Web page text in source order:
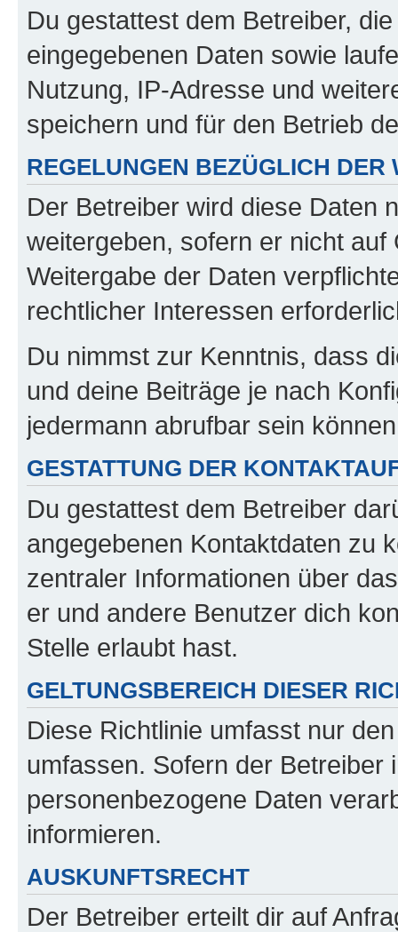
Du gestattest dem Betreiber,
eingegebenen Daten sowie
Nutzung, IP-Adresse und
speichern und für den Betrieb
REGELUNGEN BEZÜGLICH DER
Der Betreiber wird diese Daten
weitergeben, sofern er nicht
Weitergabe der Daten
rechtlicher Interessen
Du nimmst zur Kenntnis, dass
und deine Beiträge je nach
jedermann abrufbar sein
GESTATTUNG DER
Du gestattest dem Betreiber
angegebenen Kontaktdaten zu
zentraler Informationen über
er und andere Benutzer dich
Stelle erlaubt hast.
GELTUNGSBEREICH DIESER
Diese Richtlinie umfasst nur
umfassen. Sofern der
personenbezogene Daten
informieren.
AUSKUNFTSRECHT
Der Betreiber erteilt dir auf